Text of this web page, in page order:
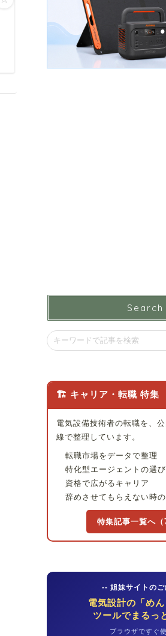
Search
🏗 キャリア・転職 特集
電気設備技術者の転職を、
線で整理しています。
転職市場をデータで整理
特化型エージェントの選
資格で広がるキャリア
辞めさせてもらえない時
特集記事一覧へ（
-- 姐妹サイトの
電気設計の「めん
ツールでまるっ
ブラウザですぐ